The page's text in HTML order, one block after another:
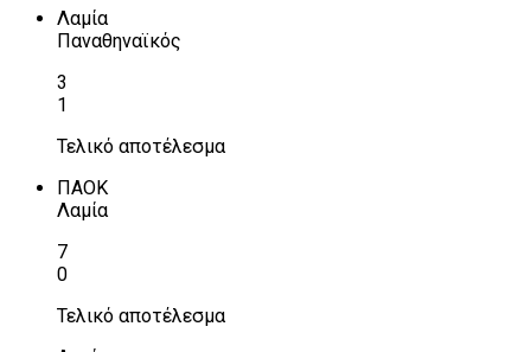
Λαμία
Παναθηναϊκός
3
1
Τελικό αποτέλεσμα
ΠΑΟΚ
Λαμία
7
0
Τελικό αποτέλεσμα